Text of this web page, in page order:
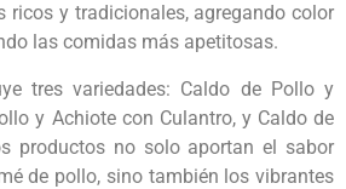
ricos y tradicionales, agregando color
las comidas más apetitosas.
tres variedades: Caldo de Pollo y
y Achiote con Culantro, y Caldo de
productos no solo aportan el sabor
de pollo, sino también los vibrantes